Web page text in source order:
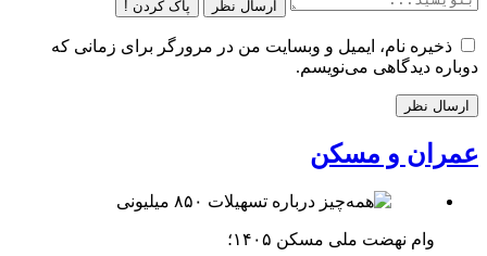
ارسال نظر پاک کردن !
ذخیره نام، ایمیل و وبسایت من در مرورگر برای زمانی که
دوباره دیدگاهی می‌نویسم.
عمران و مسکن
وام نهضت ملی مسکن ۱۴۰۵؛